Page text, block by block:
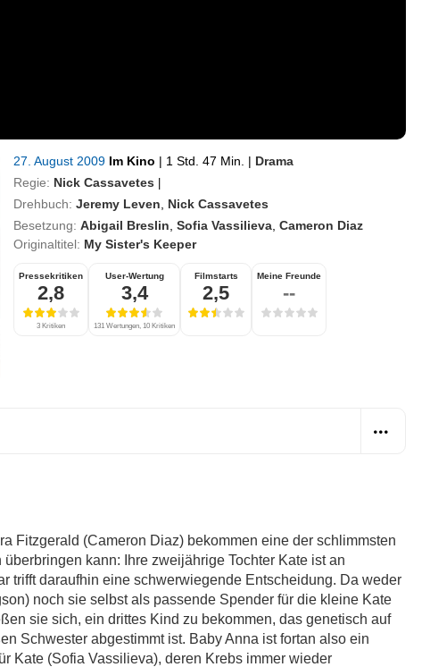
27. August 2009 Im Kino | 1 Std. 47 Min. | Drama
Regie: Nick Cassavetes |
Drehbuch: Jeremy Leven
Nick Cassavetes
Besetzung: Abigail Breslin Sofia Vassilieva Cameron Diaz
Originaltitel: My Sister's Keeper
Pressekritiken
2,8
3 Kritiken
User-Wertung
3,4
131 Wertungen, 10 Kritiken
Filmstarts
2,5
Meine Freunde
--
Fitzgerald (Cameron Diaz) bekommen eine der schlimmsten
kann: Ihre zweijährige Tochter Kate ist an
trifft daraufhin eine schwerwiegende Entscheidung. Da weder
noch sie selbst als passende Spender für die kleine Kate
sie sich, ein drittes Kind zu bekommen, das genetisch auf
Schwester abgestimmt ist. Baby Anna ist fortan also ein
Kate (Sofia Vassilieva), deren Krebs immer wieder